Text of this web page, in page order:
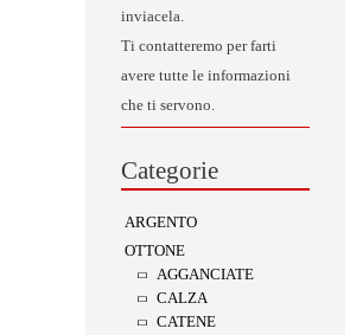
inviacela.
Ti contatteremo per farti
avere tutte le informazioni
che ti servono.
Categorie
ARGENTO
OTTONE
AGGANCIATE
CALZA
CATENE